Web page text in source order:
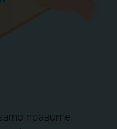
правите